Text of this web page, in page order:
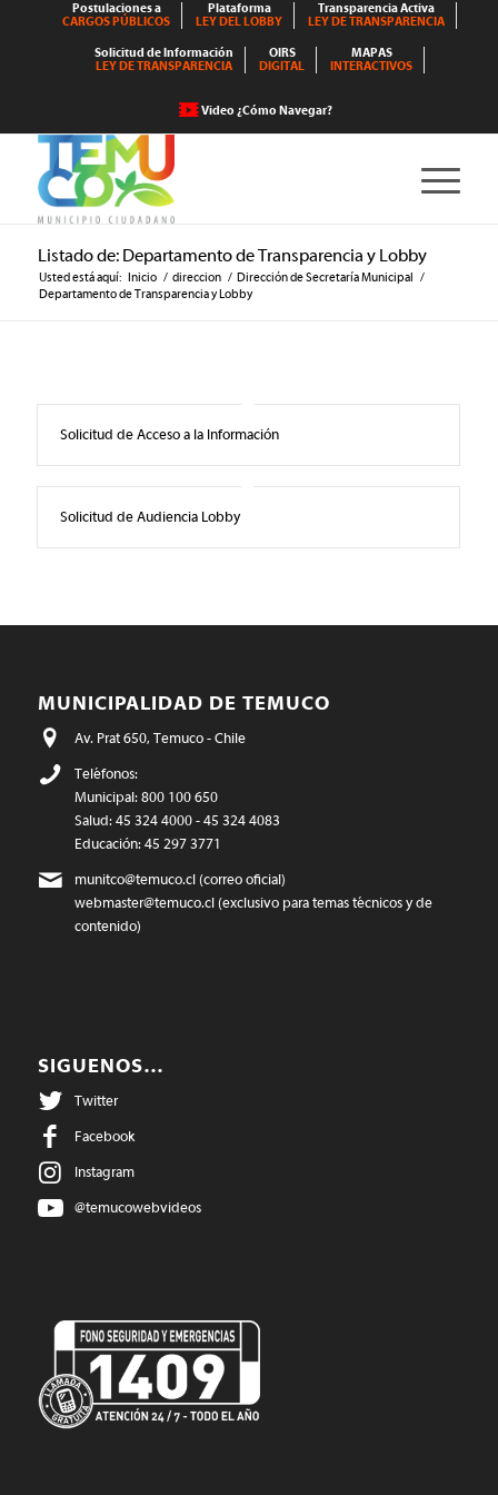
Postulaciones a
CARGOS PÚBLICOS
Plataforma
LEY DEL LOBBY
Transparencia Activa
LEY DE TRANSPARENCIA
Solicitud de Información
LEY DE TRANSPARENCIA
OIRS
DIGITAL
MAPAS
INTERACTIVOS
Video ¿Cómo Navegar?
Listado de: Departamento de Transparencia y Lobby
Usted está aquí: Inicio / direccion / Dirección de Secretaría Municipal /
Departamento de Transparencia y Lobby
Solicitud de Acceso a la Información
Solicitud de Audiencia Lobby
MUNICIPALIDAD DE TEMUCO
Av. Prat 650, Temuco - Chile
Teléfonos:
Municipal: 800 100 650
Salud: 45 324 4000 - 45 324 4083
Educación: 45 297 3771
munitco@temuco.cl(correo oficial)
webmaster@temuco.cl(exclusivo para temas técnicos y de
contenido)
SIGUENOS…
Twitter
Facebook
Instagram
@temucowebvideos